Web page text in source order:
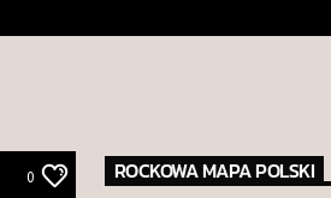
0 ROCKOWA MAPA POLSKI